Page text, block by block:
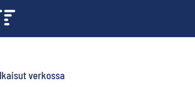
verkossa